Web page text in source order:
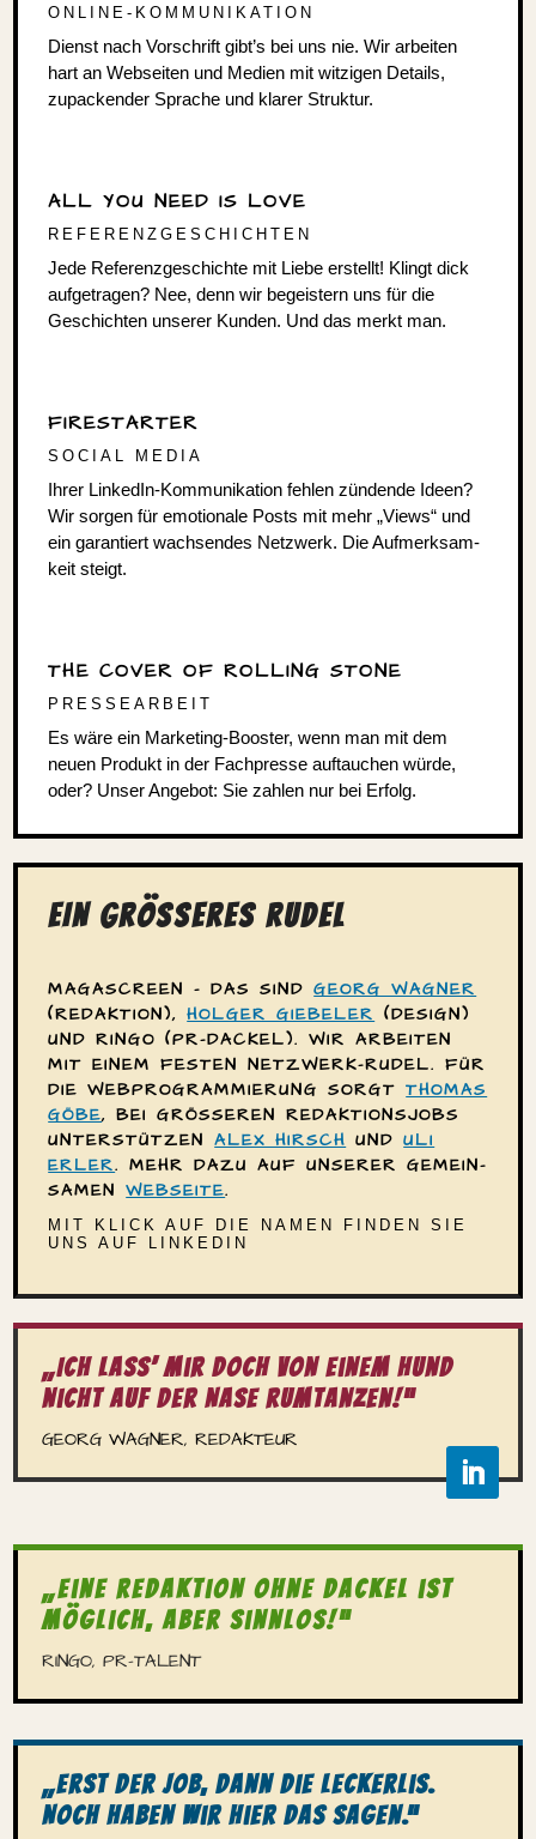
ONLINE-KOMMUNIKATION
Dienst nach Vorschrift gibt’s bei uns nie. Wir arbeiten
hart an Webseiten und Medien mit witzigen Details,
zupa­ckender Sprache und klarer Struktur.
ALL YOU NEED IS LOVE
REFE­RENZ­GE­SCHICHTEN
Jede Refe­renz­ge­schichte mit Liebe erstellt! Klingt dick
aufge­tragen? Nee, denn wir begeis­tern uns für die
Geschichten unserer Kunden. Und das merkt man.
FIRE­STARTER
SOCIAL MEDIA
Ihrer LinkedIn-Kommunikation fehlen zündende Ideen?
Wir sorgen für emotio­nale Posts mit mehr „Views“ und
ein garan­tiert wach­sendes Netzwerk. Die Aufmerk­sam­
keit steigt.
THE COVER OF ROLLING STONE
PRES­SE­AR­BEIT
Es wäre ein Marketing-Booster, wenn man mit dem
neuen Produkt in der Fach­presse auftau­chen würde,
oder? Unser Angebot: Sie zahlen nur bei Erfolg.
EIN GRÖSSERES RUDEL
MAGA­SCREEN – DAS SINDGEORG WAGNER
(REDAK­TION),HOLGER GIEBELER (DESIGN)
UND RINGO (PR-DACKEL). WIR ARBEITEN
MIT EINEM FESTEN NETZWERK-RUDEL. FÜR
DIE WEBPRO­GRAM­MIE­RUNG SORGTTHOMAS
GÖBE, BEI GRÖSSEREN REDAK­TI­ONS­JOBS U
NTER­STÜTZEN ALEX HIRSCH UNDULI
ERLER. MEHR DAZU AUF UNSERER GEMEIN­
SAMENWEBSEITE.
MIT KLICK AUF DIE NAMEN FINDEN SIE
UNS AUF LINKEDIN
„Ich lass’ mir doch von einem Hund
nicht auf der Nase rumtanzen!“
GEORG WAGNER, REDAKTEUR
„Eine Redak­tion ohne Dackel ist
möglich, aber sinnlos!“
RINGO, PR-TALENT
„Erst der Job, dann die Leckerlis.
Noch haben wir hier das sagen.“